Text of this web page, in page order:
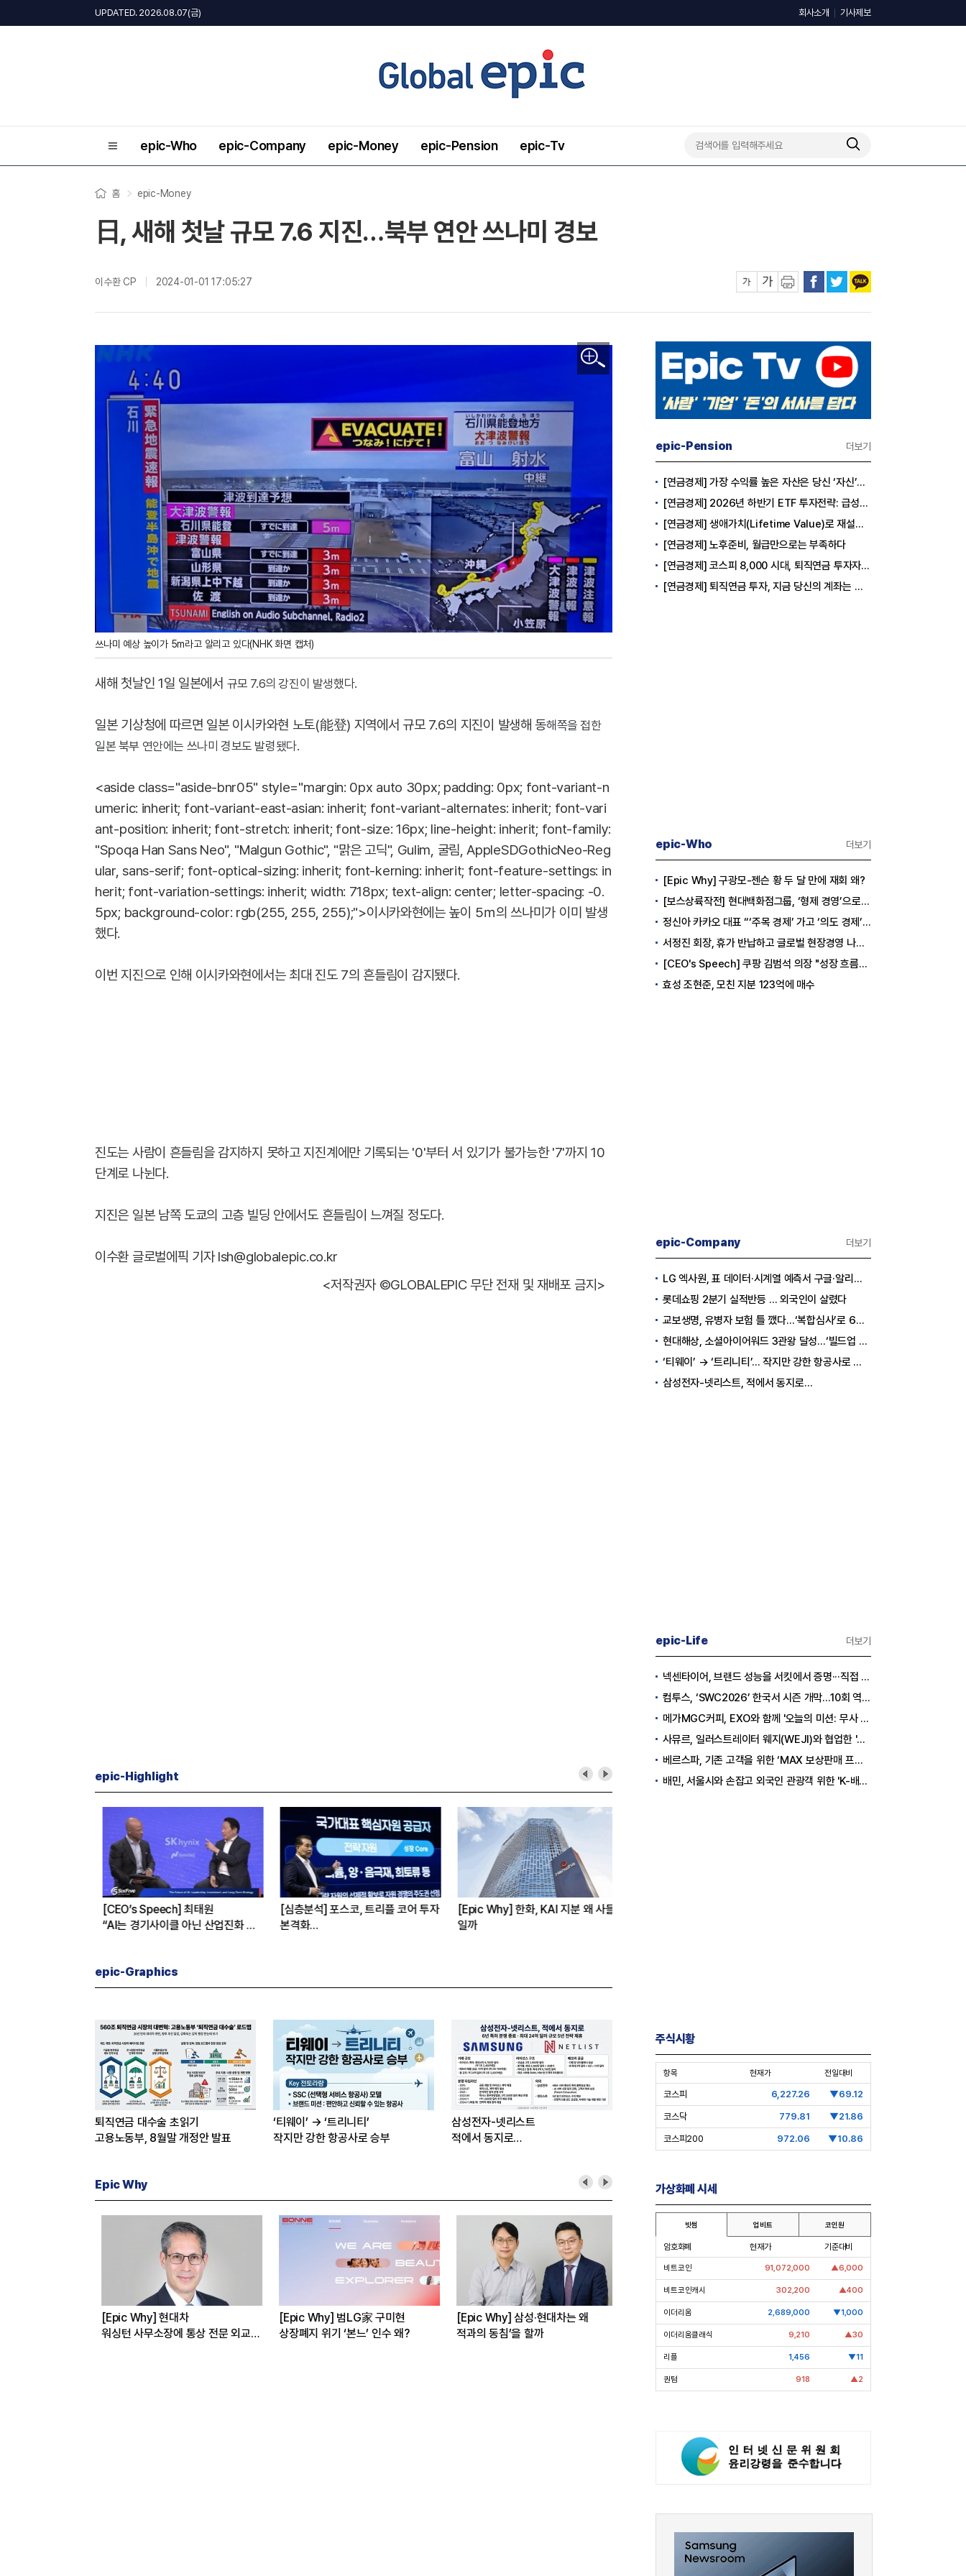
UPDATED. 2026.08.07(금) 회사소개 기사제보
epic-Who epic-Company epic-Money epic-Pension epic-Tv
홈 epic-Money
日, 새해 첫날 규모 7.6 지진…북부 연안 쓰나미 경보
이수환 CP 2024-01-01 17:05:27
쓰나미 예상 높이가 5m라고 알리고 있다(NHK 화면 캡처)
이미지 확대보기
새해 첫날인 1일 일본에서 규모 7.6의 강진이 발생했다.
일본 기상청에 따르면 일본 이시카와현 노토(能登) 지역에서 규모 7.6의 지진이 발생해 동해쪽을 접한
일본 북부 연안에는 쓰나미 경보도 발령됐다.
<aside class="aside-bnr05" style="margin: 0px auto 30px; padding: 0px; font-variant-n
umeric: inherit; font-variant-east-asian: inherit; font-variant-alternates: inherit; font-vari
ant-position: inherit; font-stretch: inherit; font-size: 16px; line-height: inherit; font-family:
"Spoqa Han Sans Neo", "Malgun Gothic", "맑은 고딕", Gulim, 굴림, AppleSDGothicNeo-Reg
ular, sans-serif; font-optical-sizing: inherit; font-kerning: inherit; font-feature-settings: in
herit; font-variation-settings: inherit; width: 718px; text-align: center; letter-spacing: -0.
5px; background-color: rgb(255, 255, 255);">이시카와현에는 높이 5ｍ의 쓰나미가 이미 발생
했다.
이번 지진으로 인해 이시카와현에서는 최대 진도 7의 흔들림이 감지됐다.
진도는 사람이 흔들림을 감지하지 못하고 지진계에만 기록되는 '0'부터 서 있기가 불가능한 '7'까지 10
단계로 나뉜다.
지진은 일본 남쪽 도쿄의 고층 빌딩 안에서도 흔들림이 느껴질 정도다.
이수환 글로벌에픽 기자 lsh@globalepic.co.kr
<저작권자 ©GLOBALEPIC 무단 전재 및 재배포 금지>
epic-Highlight
[CEO’s Speech] 최태원
“AI는 경기사이클 아닌 산업진화 그
[심층분석] 포스코, 트리플 코어 투자
본격화
[Epic Why] 한화, KAI 지분 왜 사들
일까
epic-Graphics
퇴직연금 대수술 초읽기
고용노동부, 8월말 개정안 발표
‘티웨이’ → ‘트리니티’
작지만 강한 항공사로 승부
삼성전자-넷리스트
적에서 동지로…
Epic Why
[Epic Why] 현대차
워싱턴 사무소장에 통상 전문 외교관
[Epic Why] 범LG家 구미현
상장폐지 위기 ‘본느’ 인수 왜?
[Epic Why] 삼성·현대차는 왜
적과의 동침’을 할까
[Epic Why] 코오롱 이규호
3상 실패 1주일만에 티슈진 2억 매
[Epic Why] 네이버
엔비디아 투자 받은 진짜 이유는
epic-Pension 더보기
[연금경제] 가장 수익률 높은 자산은 당신 ‘자신’이다
[연금경제] 2026년 하반기 ETF 투자전략: 급성장의 상반기를 접고, 이제 '실적'이 가르는 하반기를 맞다
[연금경제] 생애가치(Lifetime Value)로 재설계하는 은퇴 후 안정적 생활보장과 평생소득 전략
[연금경제] 노후준비, 월급만으로는 부족하다
[연금경제] 코스피 8,000 시대, 퇴직연금 투자자는 왜 지금 FOMO를 경계해야 하는가
[연금경제] 퇴직연금 투자, 지금 당신의 계좌는 어느 편인가?
epic-Who 더보기
[Epic Why] 구광모-젠슨 황 두 달 만에 재회 왜?
[보스상륙작전] 현대백화점그룹, ‘형제 경영’으로 방향 틀었다
정신아 카카오 대표 “‘주목 경제’ 가고 ‘의도 경제’ 왔다”
서정진 회장, 휴가 반납하고 글로벌 현장경영 나선다
[CEO's Speech] 쿠팡 김범석 의장 "성장 흐름은 변하지 않았다"
효성 조현준, 모친 지분 123억에 매수
epic-Company 더보기
LG 엑사원, 표 데이터·시계열 예측서 구글·알리바바 제쳤다
롯데쇼핑 2분기 실적반등 … 외국인이 살렸다
교보생명, 유병자 보험 틀 깼다…‘복합심사’로 6개월 독점권 획득
현대해상, 소셜아이어워드 3관왕 달성…‘빌드업 육아’ 소통 결실
‘티웨이’ → ‘트리니티’… 작지만 강한 항공사로 승부
삼성전자-넷리스트, 적에서 동지로…
epic-Life 더보기
넥센타이어, 브랜드 성능을 서킷에서 증명···직접 체험하는 고객 참여형 마케팅 확대
컴투스, ‘SWC2026’ 한국서 시즌 개막…10회 역사를 이어갈 챔피언은 누가 될까
메가MGC커피, EXO와 함께 '오늘의 미션: 무사 퇴근' 포토카드 이벤트 진행
사뮤르, 일러스트레이터 웨지(WEJI)와 협업한 '이너뷰티 홍삼스틱' 공개
베르스파, 기존 고객을 위한 ‘MAX 보상판매 프로모션’ 진행
배민, 서울시와 손잡고 외국인 관광객 위한 'K-배달' 문화 개척
주식시황
항목 현재가 전일대비
코스피 6,227.26 ▼69.12
코스닥 779.81 ▼21.86
코스피200 972.06 ▼10.86
가상화폐 시세
빗썸 업비트 코인원
암호화폐 현재가 기준대비
비트코인 91,072,000 ▲6,000
비트코인캐시 302,200 ▲400
이더리움 2,689,000 ▼1,000
이더리움클래식 9,210 ▲30
리플 1,456 ▼11
퀀텀 918 ▲2